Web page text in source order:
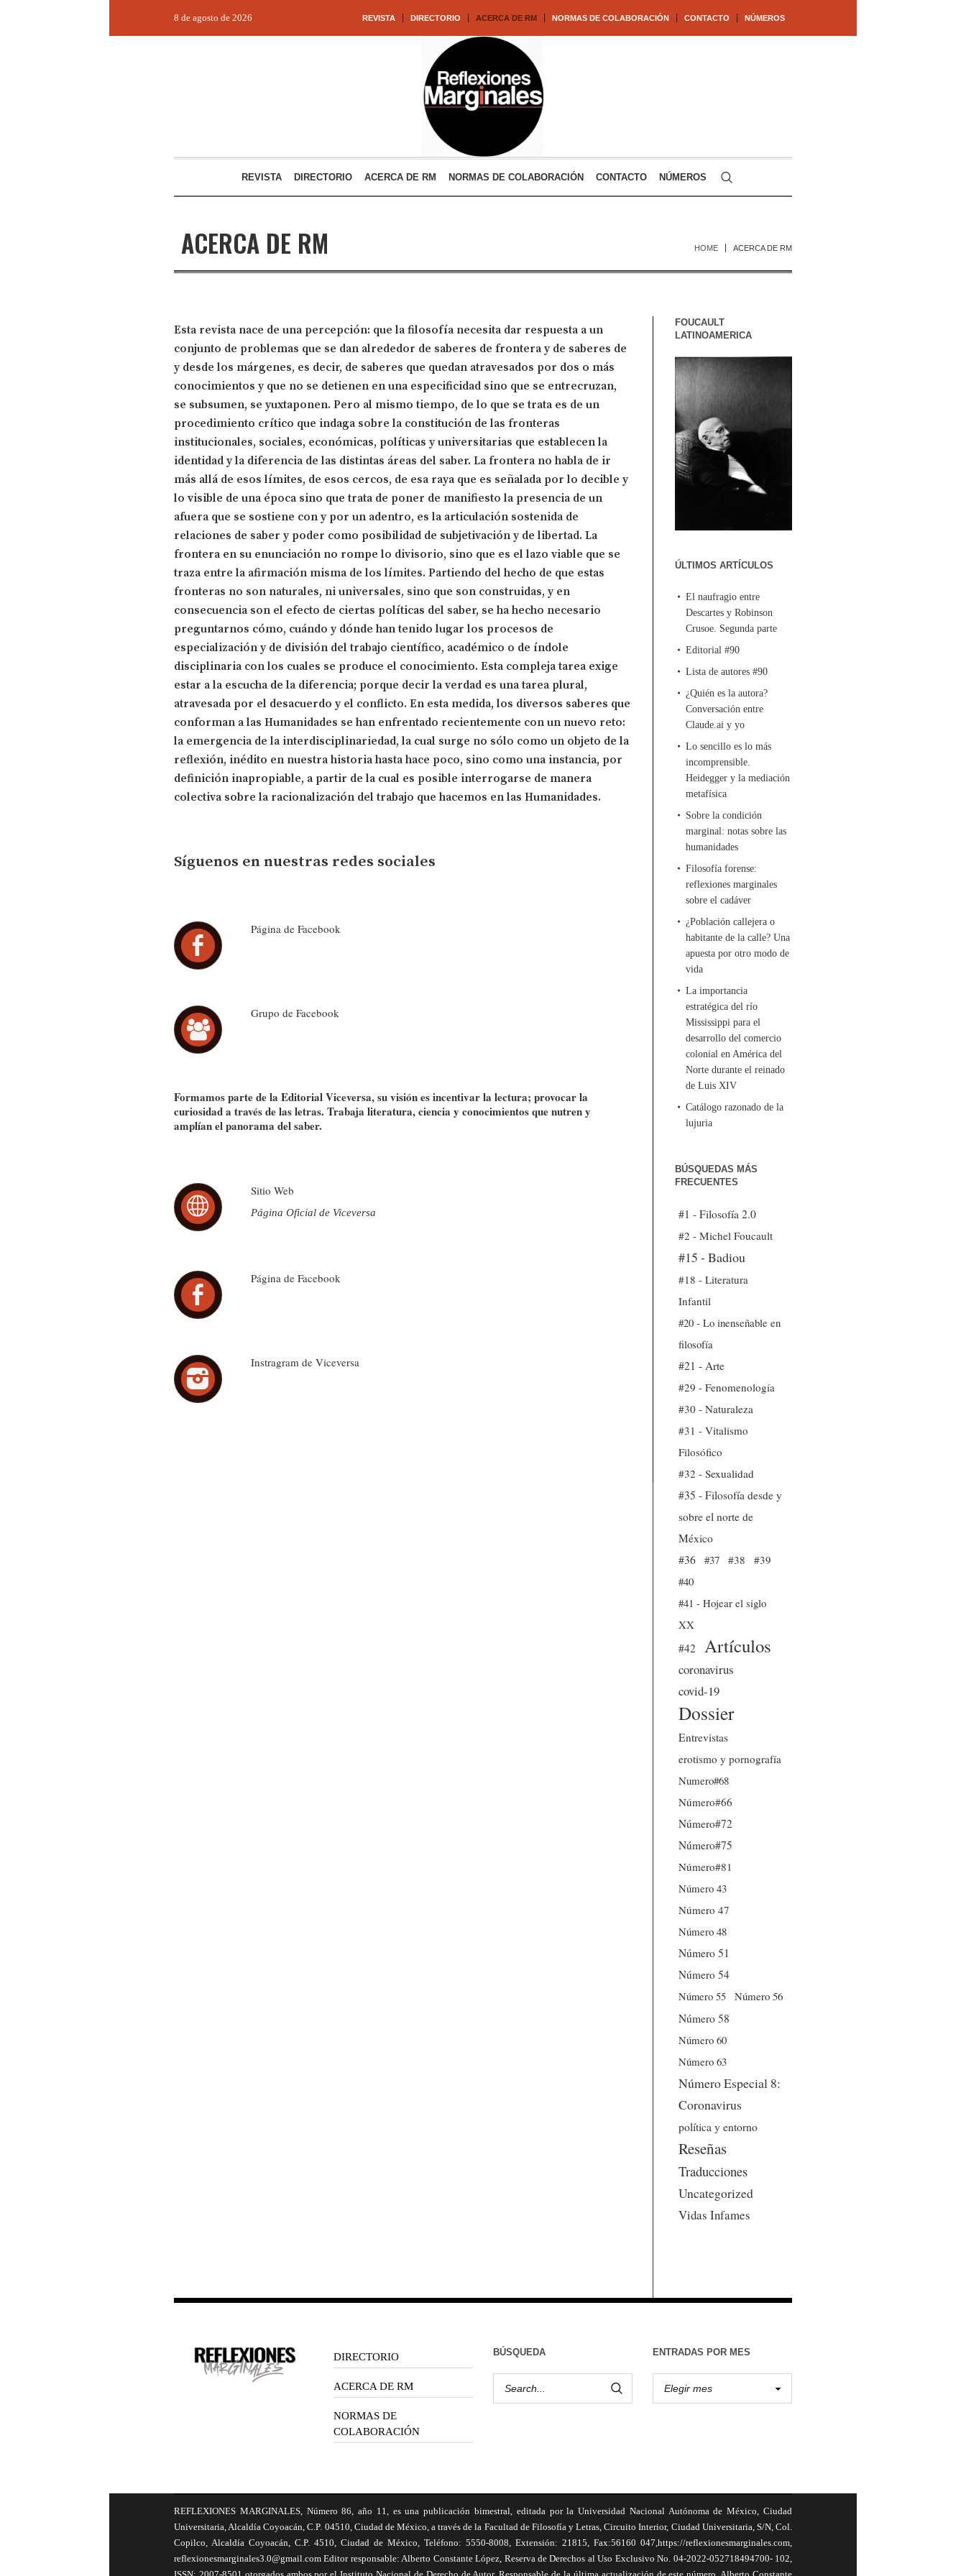
REVISTA DIRECTORIO ACERCA DE RM NORMAS DE COLABORACIÓN CONTACTO NÚMEROS
8 de agosto de 2026
REVISTA DIRECTORIO ACERCA DE RM NORMAS DE COLABORACIÓN CONTACTO NÚMEROS
ACERCA DE RM HOME ACERCA DE RM
Esta revista nace de una percepción: que la filosofía necesita dar respuesta a un
conjunto de problemas que se dan alrededor de saberes de frontera y de saberes de
y desde los márgenes, es decir, de saberes que quedan atravesados por dos o más
conocimientos y que no se detienen en una especificidad sino que se entrecruzan,
se subsumen, se yuxtaponen. Pero al mismo tiempo, de lo que se trata es de un
procedimiento crítico que indaga sobre la constitución de las fronteras
institucionales, sociales, económicas, políticas y universitarias que establecen la
identidad y la diferencia de las distintas áreas del saber. La frontera no habla de ir
más allá de esos límites, de esos cercos, de esa raya que es señalada por lo decible y
lo visible de una época sino que trata de poner de manifiesto la presencia de un
afuera que se sostiene con y por un adentro, es la articulación sostenida de
relaciones de saber y poder como posibilidad de subjetivación y de libertad. La
frontera en su enunciación no rompe lo divisorio, sino que es el lazo viable que se
traza entre la afirmación misma de los límites. Partiendo del hecho de que estas
fronteras no son naturales, ni universales, sino que son construidas, y en
consecuencia son el efecto de ciertas políticas del saber, se ha hecho necesario
preguntarnos cómo, cuándo y dónde han tenido lugar los procesos de
especialización y de división del trabajo científico, académico o de índole
disciplinaria con los cuales se produce el conocimiento. Esta compleja tarea exige
estar a la escucha de la diferencia; porque decir la verdad es una tarea plural,
atravesada por el desacuerdo y el conflicto. En esta medida, los diversos saberes que
conforman a las Humanidades se han enfrentado recientemente con un nuevo reto:
la emergencia de la interdisciplinariedad, la cual surge no sólo como un objeto de la
reflexión, inédito en nuestra historia hasta hace poco, sino como una instancia, por
definición inapropiable, a partir de la cual es posible interrogarse de manera
colectiva sobre la racionalización del trabajo que hacemos en las Humanidades.
Síguenos en nuestras redes sociales
Página de Facebook
Grupo de Facebook
Formamos parte de la Editorial Viceversa, su visión es incentivar la lectura; provocar la
curiosidad a través de las letras. Trabaja literatura, ciencia y conocimientos que nutren y
amplían el panorama del saber.
Sitio Web
Página Oficial de Viceversa
Página de Facebook
Instragram de Viceversa
FOUCAULT
LATINOAMERICA
ÚLTIMOS ARTÍCULOS
El naufragio entre
Descartes y Robinson
Crusoe. Segunda parte
Editorial #90
Lista de autores #90
¿Quién es la autora?
Conversación entre
Claude.ai y yo
Lo sencillo es lo más
incomprensible.
Heidegger y la mediación
metafísica
Sobre la condición
marginal: notas sobre las
humanidades
Filosofía forense:
reflexiones marginales
sobre el cadáver
¿Población callejera o
habitante de la calle? Una
apuesta por otro modo de
vida
La importancia
estratégica del río
Mississippi para el
desarrollo del comercio
colonial en América del
Norte durante el reinado
de Luis XIV
Catálogo razonado de la
lujuria
BÚSQUEDAS MÁS
FRECUENTES
#1 - Filosofía 2.0
#2 - Michel Foucault
#15 - Badiou
#18 - Literatura
Infantil
#20 - Lo inenseñable en
filosofía
#21 - Arte
#29 - Fenomenología
#30 - Naturaleza
#31 - Vitalismo
Filosófico
#32 - Sexualidad
#35 - Filosofía desde y
sobre el norte de
México
#36
#37 #38
#39
#40
#41 - Hojear el siglo
XX
#42
Artículos
coronavirus
covid-19
Dossier
Entrevistas
erotismo y pornografía
Numero#68
Número#66
Número#72
Número#75
Número#81
Número 43
Número 47
Número 48
Número 51
Número 54
Número 55
Número 56
Número 58
Número 60
Número 63
Número Especial 8:
Coronavirus
política y entorno
Reseñas
Traducciones
Uncategorized
Vidas Infames
DIRECTORIO
ACERCA DE RM
NORMAS DE
COLABORACIÓN
BÚSQUEDA ENTRADAS POR MES
REFLEXIONES MARGINALES, Número 86, año 11, es una publicación bimestral, editada por la Universidad Nacional Autónoma de México, Ciudad
Universitaria, Alcaldía Coyoacán, C.P. 04510, Ciudad de México, a través de la Facultad de Filosofía y Letras, Circuito Interior, Ciudad Universitaria, S/N, Col.
Copilco, Alcaldía Coyoacán, C.P. 4510, Ciudad de México, Teléfono: 5550-8008, Extensión: 21815, Fax:56160 047,https://reflexionesmarginales.com,
reflexionesmarginales3.0@gmail.com Editor responsable: Alberto Constante López, Reserva de Derechos al Uso Exclusivo No. 04-2022-052718494700- 102,